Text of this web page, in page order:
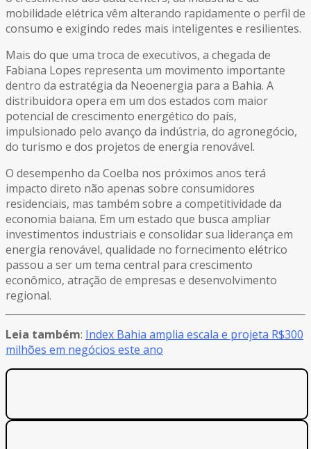
mobilidade elétrica vêm alterando rapidamente o perfil de
consumo e exigindo redes mais inteligentes e resilientes.
Mais do que uma troca de executivos, a chegada de
Fabiana Lopes representa um movimento importante
dentro da estratégia da Neoenergia para a Bahia. A
distribuidora opera em um dos estados com maior
potencial de crescimento energético do país,
impulsionado pelo avanço da indústria, do agronegócio,
do turismo e dos projetos de energia renovável.
O desempenho da Coelba nos próximos anos terá
impacto direto não apenas sobre consumidores
residenciais, mas também sobre a competitividade da
economia baiana. Em um estado que busca ampliar
investimentos industriais e consolidar sua liderança em
energia renovável, qualidade no fornecimento elétrico
passou a ser um tema central para crescimento
econômico, atração de empresas e desenvolvimento
regional.
Leia também: Index Bahia amplia escala e projeta R$300
milhões em negócios este ano